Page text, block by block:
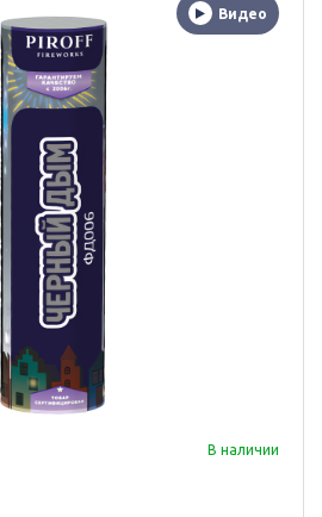
Видео
В наличии